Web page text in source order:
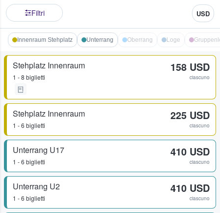
Filtri USD
Innenraum Stehplatz Unterrang Oberrang Loge
Stehplatz Innenraum
1 - 8 biglietti
158 USD
ciascuno
Stehplatz Innenraum
1 - 6 biglietti
225 USD
ciascuno
Unterrang U17
1 - 6 biglietti
410 USD
ciascuno
Unterrang U2
1 - 6 biglietti
410 USD
ciascuno